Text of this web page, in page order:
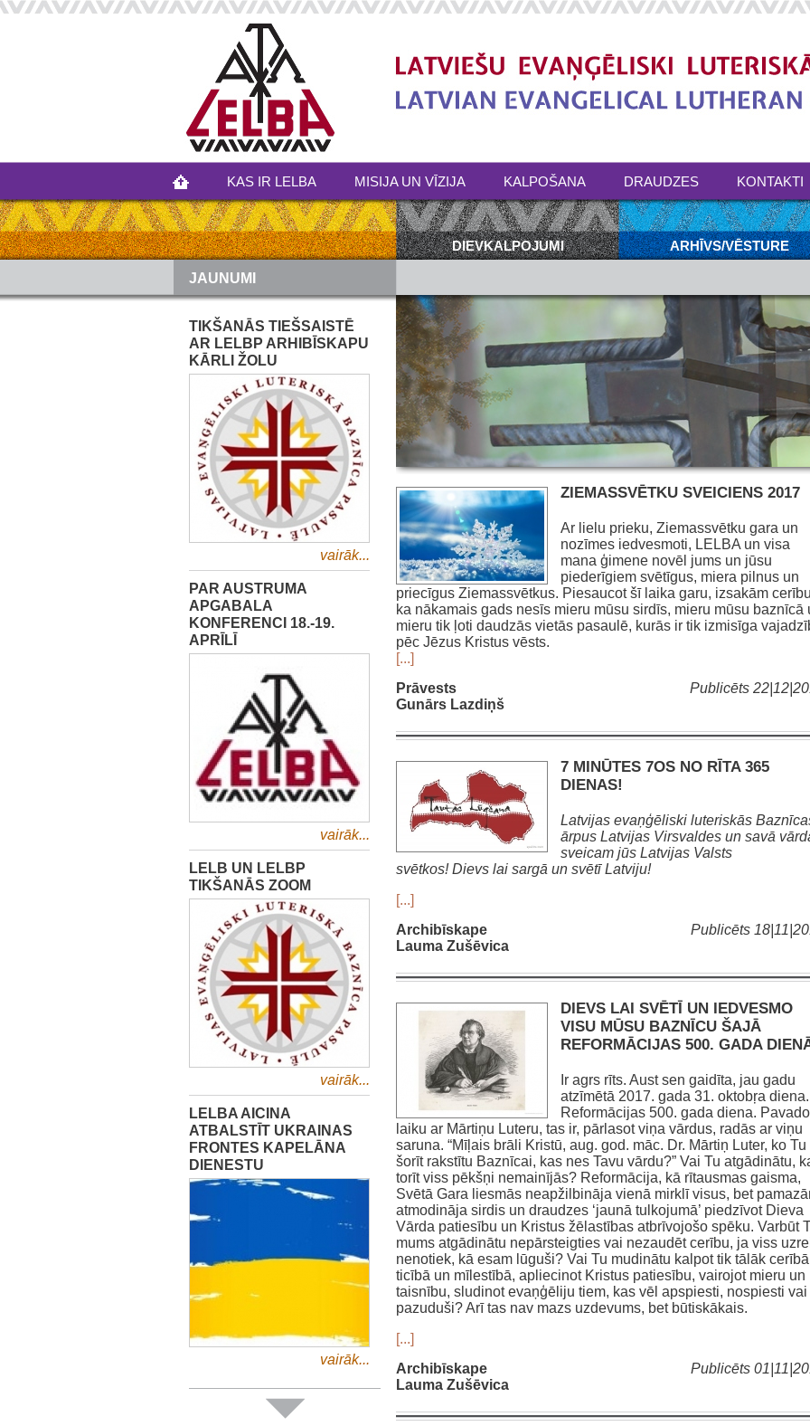
KAS IR LELBA MISIJA UN VĪZIJA KALPOŠANA DRAUDZES KONTAKTI
DIEVKALPOJUMI ARHĪVS/VĒSTURE
JAUNUMI
TIKŠANĀS TIEŠSAISTĒ
AR LELBP ARHIBĪSKAPU
KĀRLI ŽOLU
vairāk...
PAR AUSTRUMA
APGABALA
KONFERENCI 18.-19.
APRĪLĪ
vairāk...
LELB UN LELBP
TIKŠANĀS ZOOM
vairāk...
LELBA AICINA
ATBALSTĪT UKRAINAS
FRONTES KAPELĀNA
DIENESTU
vairāk...
ZIEMASSVĒTKU SVEICIENS 2017
Ar lielu prieku, Ziemassvētku gara un
nozīmes iedvesmoti, LELBA un visa
mana ģimene novēl jums un jūsu
piederīgiem svētīgus, miera pilnus un
priecīgus Ziemassvētkus. Piesaucot šī laika garu, izsakām
ka nākamais gads nesīs mieru mūsu sirdīs, mieru mūsu baznīcā
mieru tik ļoti daudzās vietās pasaulē, kurās ir tik izmisīga
pēc Jēzus Kristus vēsts.
[...]
Publicēts
Prāvests
Gunārs Lazdiņš
7 MINŪTES 7OS NO RĪTA 365
DIENAS!
Latvijas evaņģēliski luteriskās
ārpus Latvijas Virsvaldes un savā
sveicam jūs Latvijas Valsts
svētkos!Dievs lai sargā un svētī Latviju!
[...]
Publicēts
Archibīskape
Lauma Zušēvica
DIEVS LAI SVĒTĪ UN IEDVESMO
VISU MŪSU BAZNĪCU ŠAJĀ
REFORMĀCIJAS 500. GADA
Ir agrs rīts. Aust sen gaidīta, jau gadu
atzīmētā 2017. gada 31. oktobŗa diena.
Reformācijas 500. gada diena.
laiku ar Mārtiņu Luteru, tas ir, pārlasot viņa vārdus, radās ar viņu
saruna. “Mīļais brāli Kristū, aug. god. māc. Dr. Mārtiņ Luter, ko Tu
šorīt rakstītu Baznīcai, kas nes Tavu vārdu?” Vai Tu atgādinātu,
torīt viss pēkšņi nemainījās? Reformācija, kā rītausmas gaisma,
Svētā Gara liesmās neapžilbināja vienā mirklī visus, bet
atmodināja sirdis un draudzes ‘jaunā tulkojumā’ piedzīvot Dieva
Vārda patiesību un Kristus žēlastības atbrīvojošo spēku. Varbūt
mums atgādinātu nepārsteigties vai nezaudēt cerību, ja viss
nenotiek, kā esam lūguši? Vai Tu mudinātu kalpot tik tālāk
ticībā un mīlestībā, apliecinot Kristus patiesību, vairojot mieru un
taisnību, sludinot evaņģēliju tiem, kas vēl apspiesti, nospiesti vai
pazuduši? Arī tas nav mazs uzdevums, bet būtiskākais.
[...]
Publicēts
Archibīskape
Lauma Zušēvica